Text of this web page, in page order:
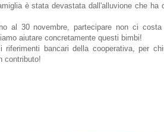
è stata devastata dall'alluvione che ha
al 30 novembre, partecipare non ci costa
aiutare concretamente questi bimbi!
bancari della cooperativa, per
contributo!